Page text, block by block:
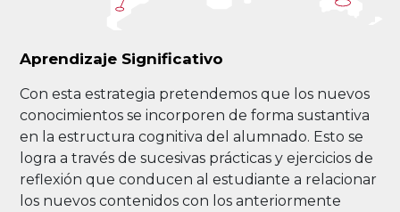
Aprendizaje Significativo
Con esta estrategia pretendemos que los nuevos
conocimientos se incorporen de forma sustantiva
en la estructura cognitiva del alumnado. Esto se
logra a través de sucesivas prácticas y ejercicios de
reflexión que conducen al estudiante a relacionar
los nuevos contenidos con los anteriormente